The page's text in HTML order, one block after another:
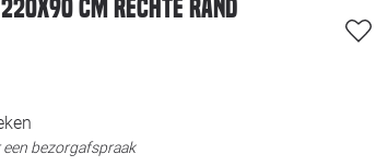
cm rechte rand
bezorgafspraak